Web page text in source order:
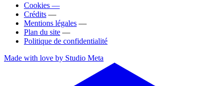
Cookies —
Crédits —
Mentions légales —
Plan du site —
Politique de confidentialité
Made with love by Studio Meta